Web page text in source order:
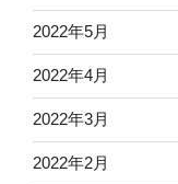
2022年5月
2022年4月
2022年3月
2022年2月